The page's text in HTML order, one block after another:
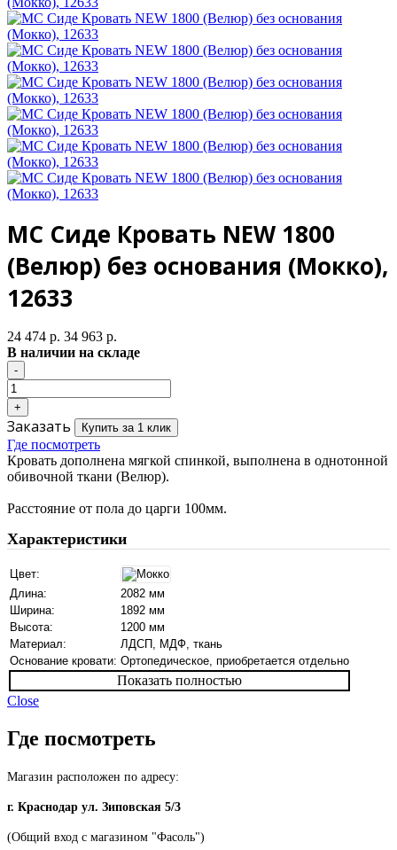
МС Сиде Кровать NEW 1800
(Велюр) без основания (Мокко),
12633
24 474 р. 34 963 р.
В наличии на складе
Заказать Купить за 1 клик
Где посмотреть
Кровать дополнена мягкой спинкой, выполнена в однотонной
обивочной ткани (Велюр).
Расстояние от пола до царги 100мм.
Характеристики
Цвет:
Длина:
2082 мм
Ширина:
1892 мм
Высота:
1200 мм
Материал:
ЛДСП, МДФ, ткань
Основание кровати: Ортопедическое, приобретается отдельно
Показать полностью
Close
Где посмотреть
Магазин расположен по адресу:
г. Краснодар ул. Зиповская 5/3
(Общий вход с магазином "Фасоль")